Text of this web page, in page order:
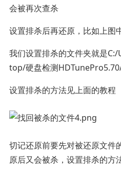
会被再次查杀
设置排杀后再还原，比如上图
我们设置排杀的文件夹就是
top/硬盘检测
设置排杀的方法见上面的教程
切记还原前要先对被还原文件
原后又会被杀，设置排杀的方